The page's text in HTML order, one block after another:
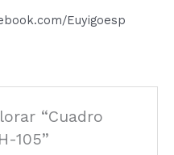
Euyigoesp
“Cuadro
105”